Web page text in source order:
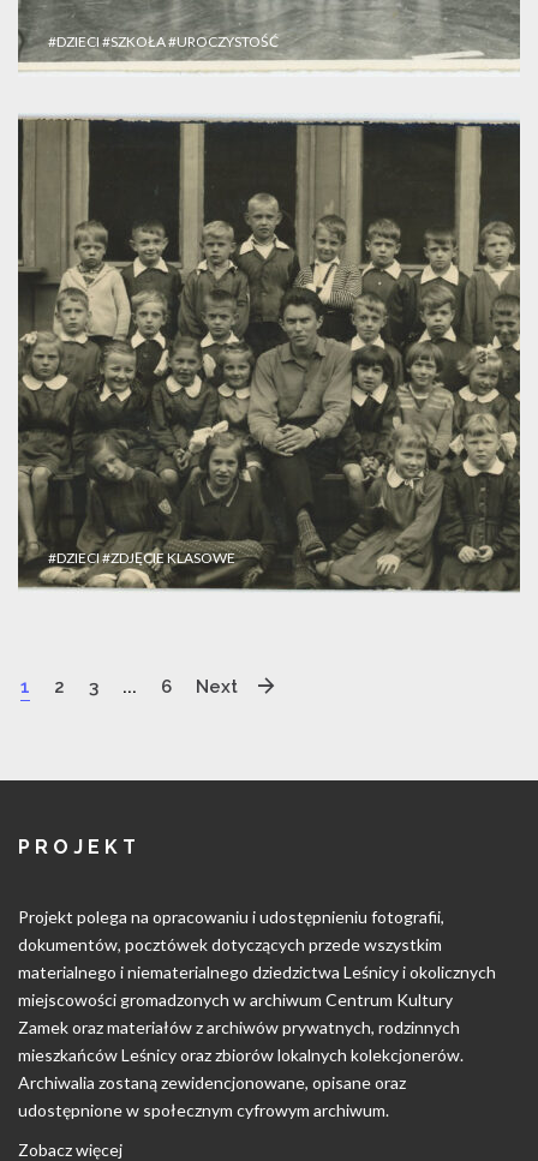
#DZIECI #SZKOŁA#UROCZYSTOŚĆ
#DZIECI#ZDJĘCIE KLASOWE
1 2 3 ... 6 Next
PROJEKT
Projekt polega na opracowaniu i udostępnieniu fotografii,
dokumentów, pocztówek dotyczących przede wszystkim
materialnego i niematerialnego dziedzictwa Leśnicy i okolicznych
miejscowości gromadzonych w archiwum Centrum Kultury
Zamek oraz materiałów z archiwów prywatnych, rodzinnych
mieszkańców Leśnicy oraz zbiorów lokalnych kolekcjonerów.
Archiwalia zostaną zewidencjonowane, opisane oraz
udostępnione w społecznym cyfrowym archiwum.
Zobacz więcej